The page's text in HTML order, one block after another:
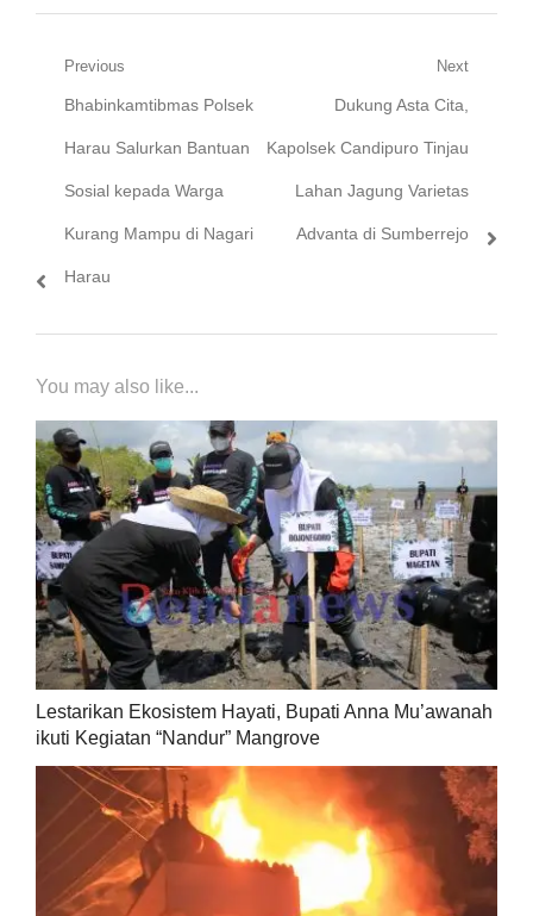
Navigasi
pos
Previous
Previous
post:
Bhabinkamtibmas Polsek
Harau Salurkan Bantuan
Sosial kepada Warga
Kurang Mampu di Nagari
Harau
Next
Next
post:
Dukung Asta Cita,
Kapolsek Candipuro Tinjau
Lahan Jagung Varietas
Advanta di Sumberrejo
You may also like...
Lestarikan Ekosistem Hayati, Bupati Anna Mu’awanah
ikuti Kegiatan “Nandur” Mangrove